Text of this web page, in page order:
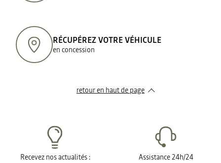
RÉCUPÉREZ VOTRE VÉHICULE
en concession
retour en haut de page​
Recevez nos actualités : Assistance 24h/24